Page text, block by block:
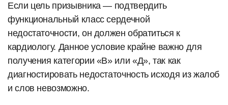
Если цель призывника — подтвердить
функциональный класс сердечной
недостаточности, он должен обратиться к
кардиологу. Данное условие крайне важно для
получения категории «В» или «Д», так как
диагностировать недостаточность исходя из жалоб
и слов невозможно.